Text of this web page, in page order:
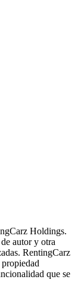
Holdings.
autor y otra
RentingCarz
que se